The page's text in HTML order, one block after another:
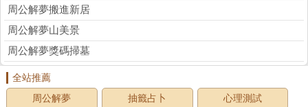
周公解夢搬進新居
周公解夢山美景
周公解夢獎碼掃墓
全站推薦
周公解夢
抽籤占卜 心理測試